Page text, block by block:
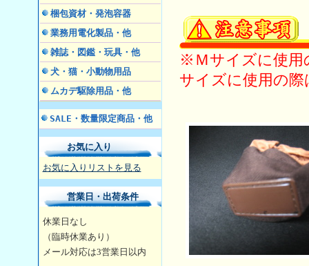
梱包資材・発泡容器
業務用電化製品・他
雑誌・図鑑・玩具・他
犬・猫・小動物用品
ムカデ駆除用品・他
SALE・数量限定商品・他
お気に入り
お気に入りリストを見る
営業日・出荷条件
休業日なし
（臨時休業あり）
メール対応は3営業日 以内
※Ｍサイズに使用
サイズに使用の